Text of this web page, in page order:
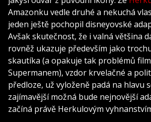
Amazonku vedle druhé a nekuchá
jeden ještě pochopil disneyovské
Avšak skutečnost, že i valná většina
rovněž ukazuje především jako
skautíka (a opakuje tak problémů
Supermanem), vzdor krvelačné a
předloze, už vyloženě padá na hlavu
zajímavější možná bude nejnovější
začíná právě Herkulovým